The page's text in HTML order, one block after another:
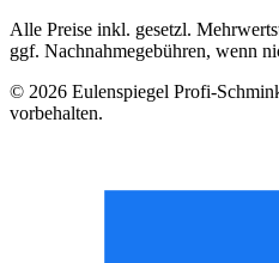
Alle Preise inkl. gesetzl.
ggf. Nachnahmegebühren, wenn
© 2026 Eulenspiegel Profi-
vorbehalten.